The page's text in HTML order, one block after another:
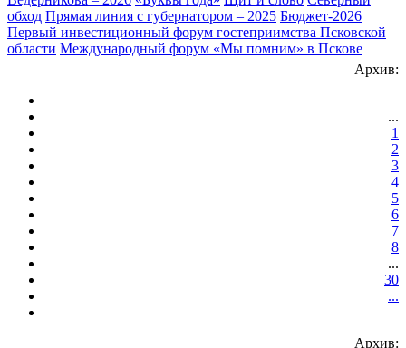
обход Прямая линия с губернатором – 2025 Бюджет-2026
Первый инвестиционный форум гостеприимства Псковской
области Международный форум «Мы помним» в Пскове
Архив:
...
1
2
3
4
5
6
7
8
...
30
...
Архив: